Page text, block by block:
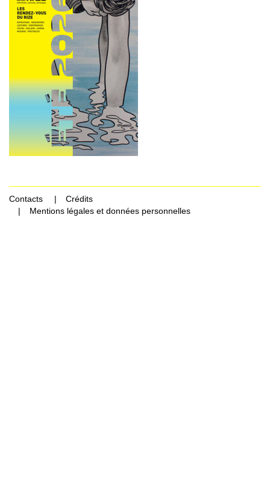
Contacts
Crédits
Mentions légales et données personnelles